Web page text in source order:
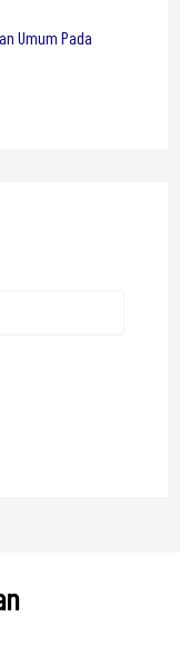
Umum Pada